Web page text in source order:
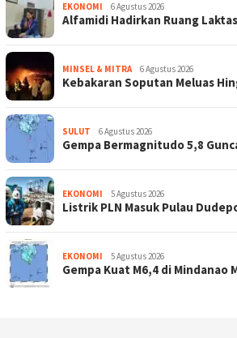
EKONOMI 6 Agustus 2026
Alfamidi Hadirkan Ruang
MINSEL & MITRA 6 Agustus 2026
Kebakaran Soputan Meluas
SULUT 6 Agustus 2026
Gempa Bermagnitudo 5,8
EKONOMI 5 Agustus 2026
Listrik PLN Masuk Pulau
EKONOMI 5 Agustus 2026
Gempa Kuat M6,4 di Mindanao